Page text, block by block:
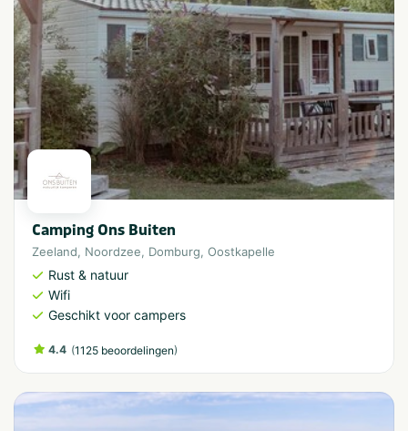
Camping Ons Buiten
Zeeland, Noordzee, Domburg, Oostkapelle
Rust & natuur
Wifi
Geschikt voor campers
4.4 (1125 beoordelingen)